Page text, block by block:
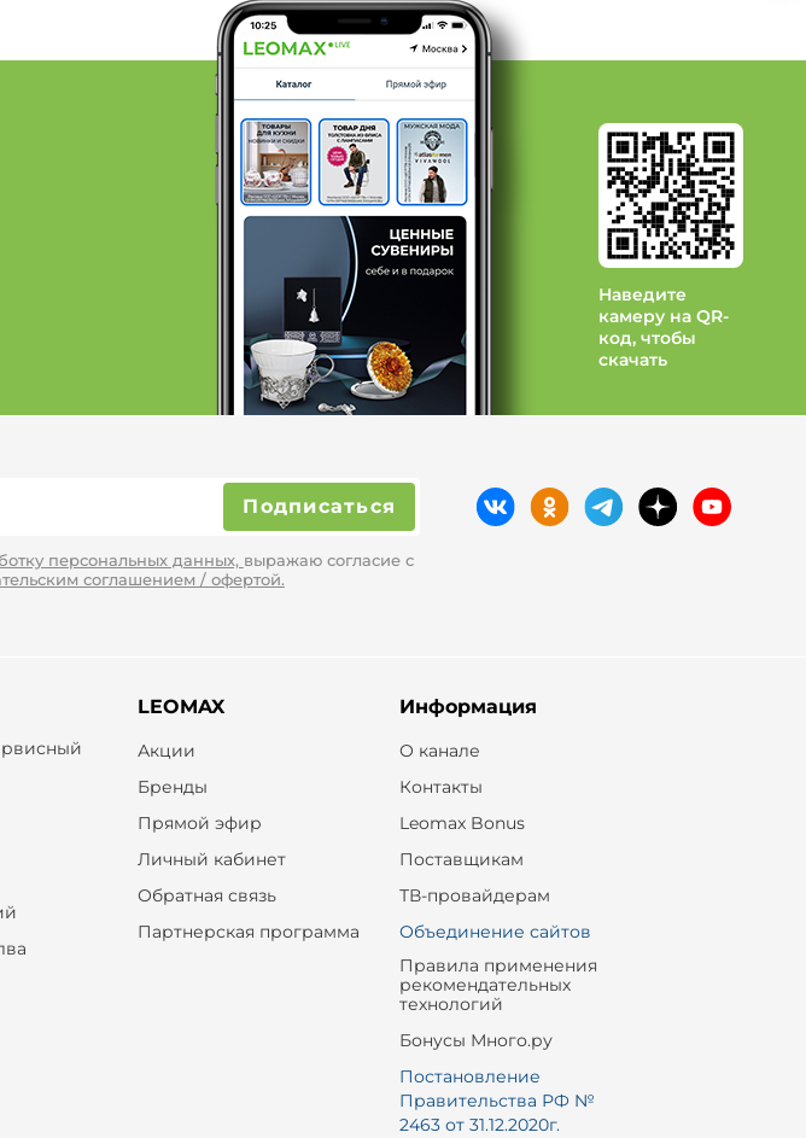
Ювелирные украшения, бижутерия: Бренд GoldLine
Ювелирные украшения, бижутерия: Бренд Jenavi
Аксессуары: Бренд AMBER PALACE
Аксессуары: Бренд Apsara
Наведите
камеру на QR-
код, чтобы
скачать
Подписаться
персональных данных, выражаю согласие с
соглашением / офертой.
LEOMAX
Акции
Бренды
Прямой эфир
Личный кабинет
Обратная связь
Партнерская программа
Информация
О канале
Контакты
Leomax Bonus
Поставщикам
ТВ-провайдерам
Объединение сайтов
Правила применения
рекомендательных
технологий
Бонусы Много.ру
Постановление
Правительства РФ №
2463 от 31.12.2020г.